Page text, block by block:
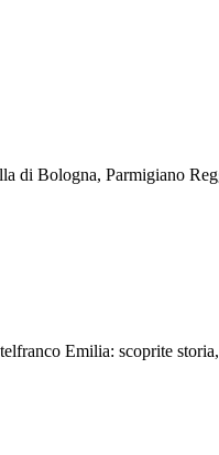
Bologna, Parmigiano
Emilia: scoprite